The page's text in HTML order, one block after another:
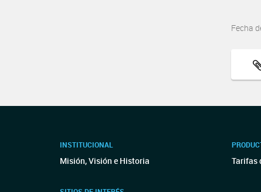
Fecha
INSTITUCIONAL
Misión, Visión e Historia Tarifas